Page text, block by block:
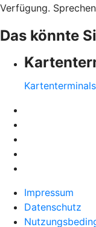
Verfügung.
Das könnte
Kartenterminals
Impressum
Datenschutz